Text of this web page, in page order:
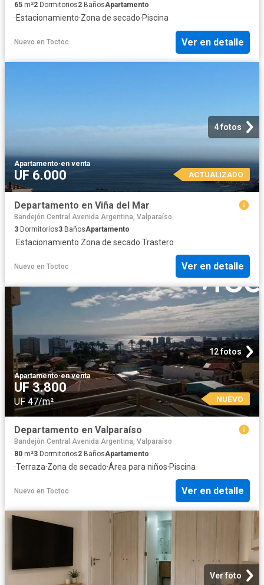
65 m²2 Dormitorios2 BañosApartamento
·Estacionamiento·Zona de secado·Piscina
Nuevo en Toctoc Ver en detalle
4 fotos
Apartamento·en venta
UF 6.000 ACTUALIZADO
Departamento en Viña del Mar
Bandejón Central Avenida Argentina, Valparaíso
3 Dormitorios3 BañosApartamento
·Estacionamiento·Zona de secado·Trastero
Nuevo en Toctoc Ver en detalle
12 fotos
Apartamento·en venta
UF 3.800
UF 47/m² NUEVO
Departamento en Valparaíso
Bandejón Central Avenida Argentina, Valparaíso
80 m²3 Dormitorios2 BañosApartamento
·Terraza·Zona de secado·Área para niños·Piscina
Nuevo en Toctoc Ver en detalle
Ver foto